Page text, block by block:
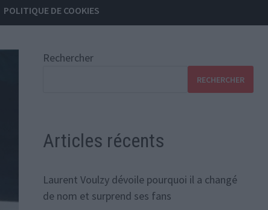
POLITIQUE DE COOKIES
Rechercher
RECHERCHER
Articles récents
Laurent Voulzy dévoile pourquoi il a changé
de nom et surprend ses fans